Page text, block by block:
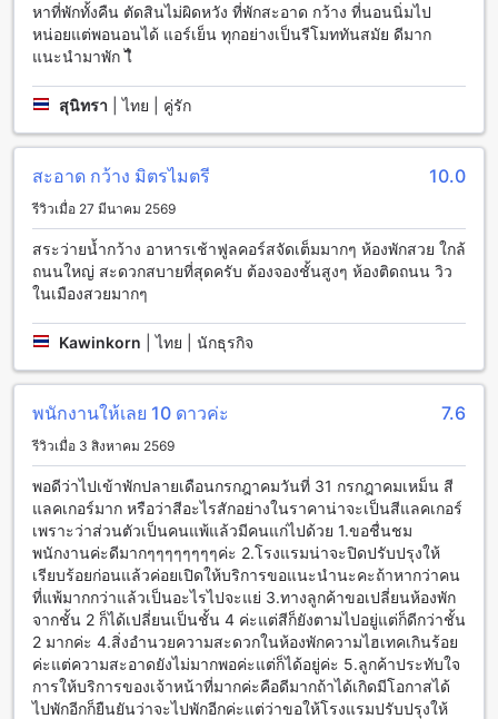
เรือนแพ รอยัล พาร์ค พิษณุโลก (SHA Plus+) มีสิ่งอำนวยความ
สะดวกที่หลากหลายเพื่อให้คุณมีประสบการณ์การเข้าพักที่สะดวก
ต้อนรับ อินเทอร์เน็ตไร้สายในพื้นที่สาธารณะ พื้นที่สูบบุหรี่ที่
กำหนดไว้ อินเทอร์เน็ตไร้สายฟรีในทุกห้อง บริการซักแห้ง ที่เก็บ
กระเป๋าสัมผัส และบริการทำความสะอาดห้องประจำวัน เรือนแพ
การเข้าพักที่สะดวกสบายและมีความปลอดภัย
สิ่งอำนวยความสะดวกด้านการเดินทางที่โรงแรมเรือนแพ รอยัล
พาร์ค พิษณุโลก
โรงแรมเรือนแพ รอยัลพาร์ค พิษณุโลกมุ่งมั่นที่จะอำนวยความ
และบริการทัวร์ที่จะพาคุณไปสำรวจสถานที่ท่องเที่ยวในพื้นที่อย่าง
บริการได้ฟรีและมีที่จอดรถสำหรับรถส่วนตัวที่สามารถจอดได้ด้วย
ตนเอง เพื่อความสะดวกสบายของแขกผู้เข้าพัก
สิ่งอำนวยความสะดวกในห้องพักที่เรือนแพ รอยัล พาร์ค พิษณุโลก
(SHA Plus+)
เรือนแพ รอยัล พาร์ค พิษณุโลก (SHA Plus+) มีสิ่งอำนวยความ
สะดวกที่ห้องพักที่ทันสมัยและครบครันเพื่อให้คุณรู้สึกอุ่นใจและ
สบายใจตลอดการเข้าพักของคุณ ทุกห้องพักมีเครื่องปรับอากาศ
เพื่อให้คุณสามารถควบคุมอุณหภูมิในห้องได้อย่างสะดวกสบาย
นอกจากนี้ยังมีเสื้อผ้าคลุมอาบน้ำและเครื่องเป่าผมเพื่อให้คุณ
สามารถปรับแต่งลุคส่วนตัวของคุณได้อย่างสะดวกสบาย ห้องพัก
ยังมีโทรทัศน์และสายการติดต่อดาวเทียม/เคเบิลเพื่อให้คุณ
สามารถรับชมความบันเทิงได้ตลอดเวลา นอกจากนี้ยังมีมินิบาร์ที่
คุณสามารถเพลิดเพลินกับเครื่องดื่มรสเด็ดได้ในห้องพักของคุณ
หาที่พักทั้งคืน ตัดสินไม่ผิดหวัง ที่พักสะอาด กว้าง ที่นอนนิ่มไป
หน่อยแต่พอนอนได้ แอร์เย็น ทุกอย่างเป็นรีโมททันสมัย ดีมาก
แนะนำมาพัก ไื
สุนิทรา |ไทย | คู่รัก
สะอาด กว้าง มิตรไมตรี 10.0
รีวิวเมื่อ 27 มีนาคม 2569
สระว่ายน้ำกว้าง อาหารเช้าฟูลคอร์สจัดเต็มมากๆ ห้องพักสวย ใกล้
ถนนใหญ่ สะดวกสบายที่สุดครับ ต้องจองชั้นสูงๆ ห้องติดถนน วิว
ในเมืองสวยมากๆ
Kawinkorn |ไทย | นักธุรกิจ
พนักงานให้เลย 10 ดาวค่ะ 7.6
รีวิวเมื่อ 3 สิงหาคม 2569
พอดีว่าไปเข้าพักปลายเดือนกรกฎาคมวันที่ 31 กรกฎาคมเหม็น สี
แลคเกอร์มาก หรือว่าสีอะไรสักอย่างในราคาน่าจะเป็นสีแลคเกอร์
เพราะว่าส่วนตัวเป็นคนแพ้แล้วมีคนแก่ไปด้วย 1.ขอชื่นชม
พนักงานค่ะดีมากๆๆๆๆๆๆๆๆค่ะ 2.โรงแรมน่าจะปิดปรับปรุงให้
เรียบร้อยก่อนแล้วค่อยเปิดให้บริการขอแนะนำนะคะถ้าหากว่าคน
ที่แพ้มากกว่าแล้วเป็นอะไรไปจะแย่ 3.ทางลูกค้าขอเปลี่ยนห้องพัก
จากชั้น 2 ก็ได้เปลี่ยนเป็นชั้น 4 ค่ะแต่สีก็ยังตามไปอยู่แต่ก็ดีกว่าชั้น
2 มากค่ะ 4.สิ่งอำนวยความสะดวกในห้องพักความไฮเทคเกินร้อย
ค่ะแต่ความสะอาดยังไม่มากพอค่ะแต่ก็ได้อยู่ค่ะ 5.ลูกค้าประทับใจ
การให้บริการของเจ้าหน้าที่มากค่ะคือดีมากถ้าได้เกิดมีโอกาสได้
ไปพักอีกก็ยืนยันว่าจะไปพักอีกค่ะแต่ว่าขอให้โรงแรมปรับปรุงให้